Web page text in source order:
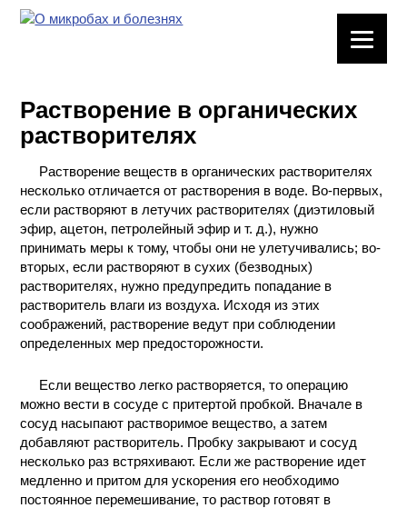
ХИМИЧЕСКАЯ
ПОСУДА
ВРЕДНЫЕ
МЕТОДЫ
ПРАКТИЧЕСКОЙ
ХИМИИ
ХИМИЯ НА
ПРОИЗВОДСТВЕ
ТЕХНОЛОГИЯ
КОНТАКТЫ
Растворение в органических
растворителях
Растворение веществ в органических растворителях
несколько отличается от растворения в воде. Во-первых,
если растворяют в летучих растворителях (диэтиловый
эфир, ацетон, петролейный эфир и т. д.), нужно
принимать меры к тому, чтобы они не улетучивались; во-
вторых, если растворяют в сухих (безводных)
растворителях, нужно предупредить попадание в
растворитель влаги из воздуха. Исходя из этих
соображений, растворение ведут при соблюдении
определенных мер предосторожности.
Если вещество легко растворяется, то операцию
можно вести в сосуде с притертой пробкой. Вначале в
сосуд насыпают растворимое вещество, а затем
добавляют растворитель. Пробку закрывают и сосуд
несколько раз встряхивают. Если же растворение идет
медленно и притом для ускорения его необходимо
постоянное перемешивание, то раствор готовят в